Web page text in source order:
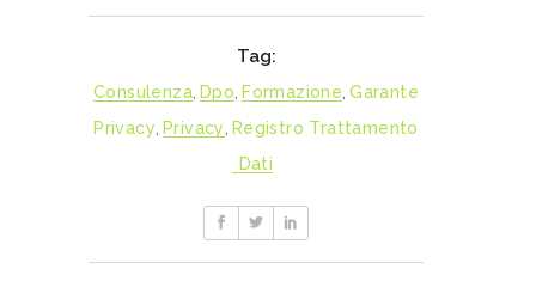
Tag:
Consulenza, Dpo, Formazione, Garante
Privacy, Privacy, Registro Trattamento
Dati